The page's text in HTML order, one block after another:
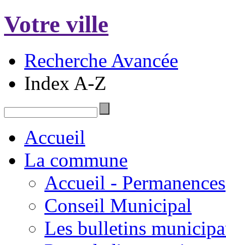
Votre ville
Recherche Avancée
Index A-Z
Accueil
La commune
Accueil - Permanences
Conseil Municipal
Les bulletins